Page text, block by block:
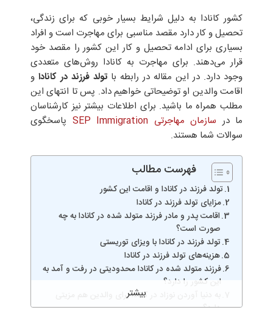
کشور کانادا به دلیل شرایط بسیار خوبی که برای زندگی،
تحصیل و کار دارد مقصد مناسبی برای مهاجرت است و افراد
بسیاری برای ادامه‌ تحصیل و کار این کشور را مقصد خود
قرار می‌دهند. برای مهاجرت به کانادا روش‌های متعددی
وجود دارد. در این مقاله در رابطه با تولد فرزند در کانادا و
اقامت والدین او توضیحاتی خواهیم داد. پس تا انتهای این
مطلب همراه ما باشید. برای اطلاعات بیشتر نیز کارشناسان
ما در سازمان مهاجرتی SEP Immigration
پاسخگوی
سوالات شما هستند.
فهرست مطالب
تولد فرزند در کانادا و اقامت این کشور
مزایای تولد فرزند در کانادا
اقامت پدر و مادر فرزند متولد شده در کانادا به چه
صورت است؟
تولد فرزند در کانادا با ویزای توریستی
هزینه‌های تولد فرزند در کانادا
فرزند متولد شده در کانادا محدودیتی در رفت و آمد به
این کشور را دارد؟
به دنیا آوردن نوزاد در کانادا برای والدین هم مزیتی